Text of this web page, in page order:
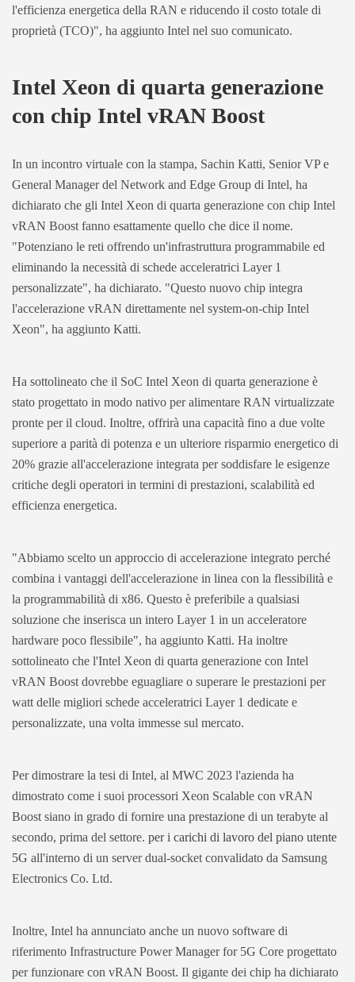
l'efficienza energetica della RAN e riducendo il costo totale di
proprietà (TCO)", ha aggiunto Intel nel suo comunicato.
Intel Xeon di quarta generazione
con chip Intel vRAN Boost
In un incontro virtuale con la stampa, Sachin Katti, Senior VP e
General Manager del Network and Edge Group di Intel, ha
dichiarato che gli Intel Xeon di quarta generazione con chip Intel
vRAN Boost fanno esattamente quello che dice il nome.
"Potenziano le reti offrendo un'infrastruttura programmabile ed
eliminando la necessità di schede acceleratrici Layer 1
personalizzate", ha dichiarato. "Questo nuovo chip integra
l'accelerazione vRAN direttamente nel system-on-chip Intel
Xeon", ha aggiunto Katti.
Ha sottolineato che il SoC Intel Xeon di quarta generazione è
stato progettato in modo nativo per alimentare RAN virtualizzate
pronte per il cloud. Inoltre, offrirà una capacità fino a due volte
superiore a parità di potenza e un ulteriore risparmio energetico di
20% grazie all'accelerazione integrata per soddisfare le esigenze
critiche degli operatori in termini di prestazioni, scalabilità ed
efficienza energetica.
"Abbiamo scelto un approccio di accelerazione integrato perché
combina i vantaggi dell'accelerazione in linea con la flessibilità e
la programmabilità di x86. Questo è preferibile a qualsiasi
soluzione che inserisca un intero Layer 1 in un acceleratore
hardware poco flessibile", ha aggiunto Katti. Ha inoltre
sottolineato che l'Intel Xeon di quarta generazione con Intel
vRAN Boost dovrebbe eguagliare o superare le prestazioni per
watt delle migliori schede acceleratrici Layer 1 dedicate e
personalizzate, una volta immesse sul mercato.
Per dimostrare la tesi di Intel, al MWC 2023 l'azienda ha
dimostrato come i suoi processori Xeon Scalable con vRAN
Boost siano in grado di fornire una prestazione di un terabyte al
secondo, prima del settore. per i carichi di lavoro del piano utente
5G all'interno di un server dual-socket convalidato da Samsung
Electronics Co. Ltd.
Inoltre, Intel ha annunciato anche un nuovo software di
riferimento Infrastructure Power Manager for 5G Core progettato
per funzionare con vRAN Boost. Il gigante dei chip ha dichiarato